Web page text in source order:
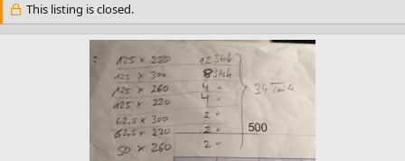
o
n
d
a
o
r
This listing is closed.